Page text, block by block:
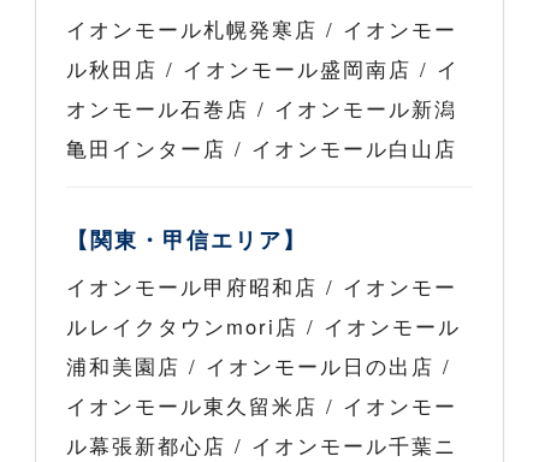
イオンモール札幌発寒店 / イオンモー
ル秋田店 / イオンモール盛岡南店 / イ
オンモール石巻店 / イオンモール新潟
亀田インター店 / イオンモール白山店
【関東・甲信エリア】
イオンモール甲府昭和店 / イオンモー
ルレイクタウンmori店 / イオンモール
浦和美園店 / イオンモール日の出店 /
イオンモール東久留米店 / イオンモー
ル幕張新都心店 / イオンモール千葉ニ